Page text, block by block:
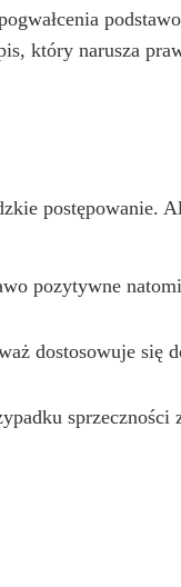
który narusza
postępowanie.
pozytywne
dostosowuje się
sprzeczności